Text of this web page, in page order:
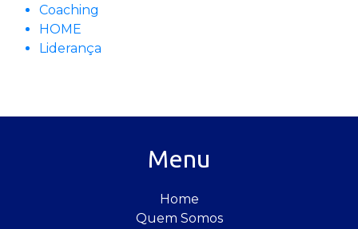
Coaching
HOME
Liderança
Menu
Home
Quem Somos